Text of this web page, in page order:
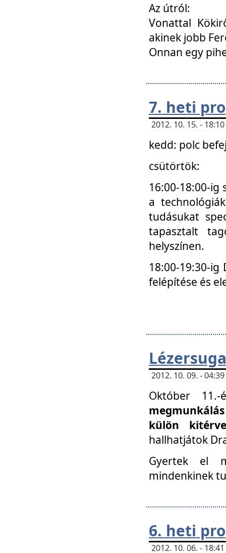
Az útról:
Vonattal
akinek jobb
Onnan egy
7. heti
2012. 10. 15. -
kedd: polc
csütörtök:
16:00-18:00-
a
tudásukat
tapasztalt
helyszínen.
18:00-19:30-
felépítése és
2012. 10. 09. -
Október
külön
hallhatjátok
Gyertek el
mindenkinek
6. heti
2012. 10. 06. -